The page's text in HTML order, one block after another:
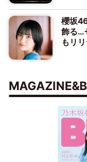
櫻坂
飾る…
もリ